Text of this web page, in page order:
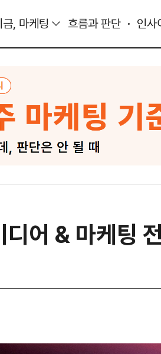
금, 마케팅 흐름과 판단 인사
어 & 마케팅